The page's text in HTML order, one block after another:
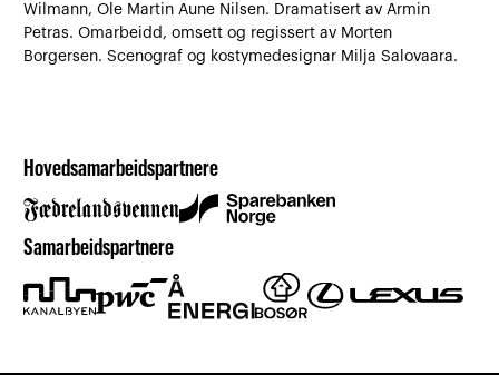
Wilmann, Ole Martin Aune Nilsen. Dramatisert av Armin
Petras. Omarbeidd, omsett og regissert av Morten
Borgersen. Scenograf og kostymedesignar Milja Salovaara.
Hovedsamarbeidspartnere
Samarbeidspartnere